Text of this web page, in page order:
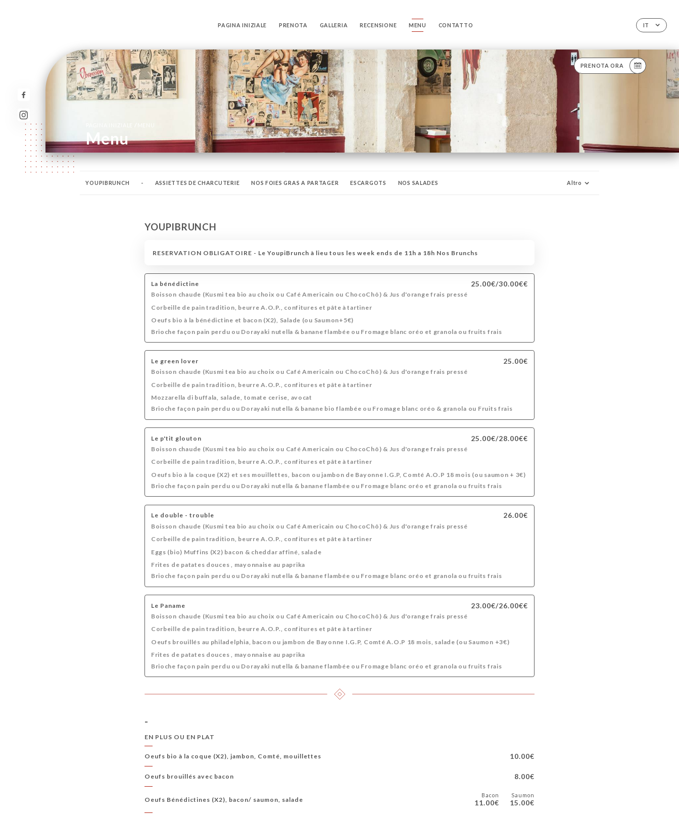
IT
PAGINA INIZIALE PRENOTA GALLERIA RECENSIONE MENU CONTATTO
PRENOTA ORA
Menu
YOUPIBRUNCH - ASSIETTES DE CHARCUTERIE NOS FOIES GRAS A PARTAGER ESCARGOTS NOS SALADES
NOS DIGESTIFS BOISSONS CHAUDES
CIDRE BRUT CHAMPAGNE LES BIÈRES APÉRITIFS ALCOOLS
Altro
YOUPIBRUNCH
RESERVATION OBLIGATOIRE - Le YoupiBrunch à lieu tous les week ends de 11h a 18h Nos Brunchs
La bénédictine 25.00€/30.00€€
Boisson chaude (Kusmi tea bio au choix ou Café Americain ou ChocoChô) & Jus d'orange frais pressé
Corbeille de pain tradition, beurre A.O.P., confitures et pâte à tartiner
Oeufs bio à la bénédictine et bacon (X2), Salade (ou Saumon+5€)
Brioche façon pain perdu ou Dorayaki nutella & banane flambée ou Fromage blanc oréo et granola ou fruits frais
Le green lover 25.00€
Boisson chaude (Kusmi tea bio au choix ou Café Americain ou ChocoChô) & Jus d'orange frais pressé
Corbeille de pain tradition, beurre A.O.P., confitures et pâte à tartiner
Mozzarella di buffala, salade, tomate cerise, avocat
Brioche façon pain perdu ou Dorayaki nutella & banane bio flambée ou Fromage blanc oréo & granola ou Fruits frais
Le p'tit glouton 25.00€/28.00€€
Boisson chaude (Kusmi tea bio au choix ou Café Americain ou ChocoChô) & Jus d'orange frais pressé
Corbeille de pain tradition, beurre A.O.P., confitures et pâte à tartiner
Oeufs bio à la coque (X2) et ses mouillettes, bacon ou jambon de Bayonne I.G.P, Comté A.O.P 18 mois (ou saumon + 3€)
Brioche façon pain perdu ou Dorayaki nutella & banane flambée ou Fromage blanc oréo et granola ou fruits frais
Le double - trouble 26.00€
Boisson chaude (Kusmi tea bio au choix ou Café Americain ou ChocoChô) & Jus d'orange frais pressé
Corbeille de pain tradition, beurre A.O.P., confitures et pâte à tartiner
Eggs (bio) Muffins (X2) bacon & cheddar affiné, salade
Frites de patates douces , mayonnaise au paprika
Brioche façon pain perdu ou Dorayaki nutella & banane flambée ou Fromage blanc oréo et granola ou fruits frais
Le Paname 23.00€/26.00€€
Boisson chaude (Kusmi tea bio au choix ou Café Americain ou ChocoChô) & Jus d'orange frais pressé
Corbeille de pain tradition, beurre A.O.P., confitures et pâte à tartiner
Oeufs brouillés au philadelphia, bacon ou jambon de Bayonne I.G.P, Comté A.O.P 18 mois, salade (ou Saumon +3€)
Frites de patates douces , mayonnaise au paprika
Brioche façon pain perdu ou Dorayaki nutella & banane flambée ou Fromage blanc oréo et granola ou fruits frais
-
EN PLUS OU EN PLAT
Oeufs bio à la coque (X2), jambon, Comté, mouillettes 10.00€
Oeufs brouillés avec bacon 8.00€
Oeufs Bénédictines (X2), bacon/ saumon, salade
Bacon
11.00€
Saumon
15.00€